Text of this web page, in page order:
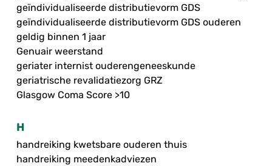
geïndividualiseerde distributievorm GDS
geïndividualiseerde distributievorm GDS ouderen
geldig binnen 1 jaar
Genuair weerstand
geriater internist ouderengeneeskunde
geriatrische revalidatiezorg GRZ
Glasgow Coma Score >10
H
handreiking kwetsbare ouderen thuis
handreiking meedenkadviezen